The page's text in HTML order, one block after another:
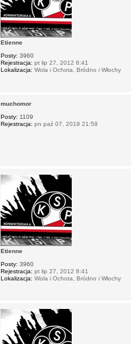
Etienne
Posty: 3960
Rejestracja: pt lip 27, 2012 8:41
Lokalizacja: Wola i Ochota, Bródno i Włochy
muchomor
Posty: 1109
Rejestracja: pn paź 07, 2019 21:59
Etienne
Posty: 3960
Rejestracja: pt lip 27, 2012 8:41
Lokalizacja: Wola i Ochota, Bródno i Włochy